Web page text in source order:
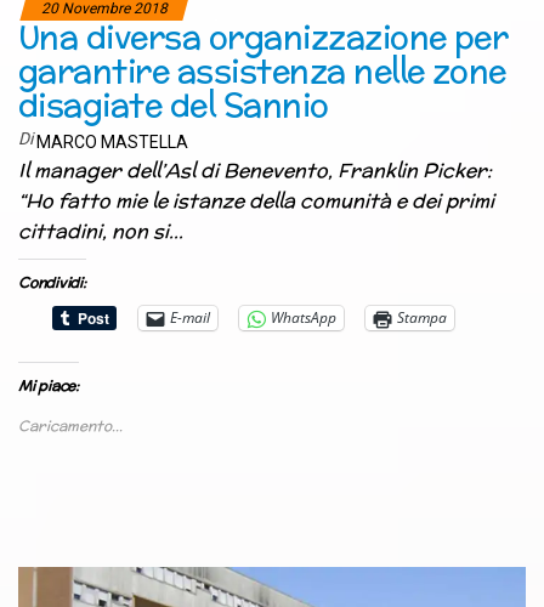
20 Novembre 2018
Una diversa organizzazione per
garantire assistenza nelle zone
disagiate del Sannio
Di MARCO MASTELLA
Il manager dell’Asl di Benevento, Franklin Picker:
“Ho fatto mie le istanze della comunità e dei primi
cittadini, non si…
Condividi:
E-mail
WhatsApp Stampa
Mi piace:
Caricamento...